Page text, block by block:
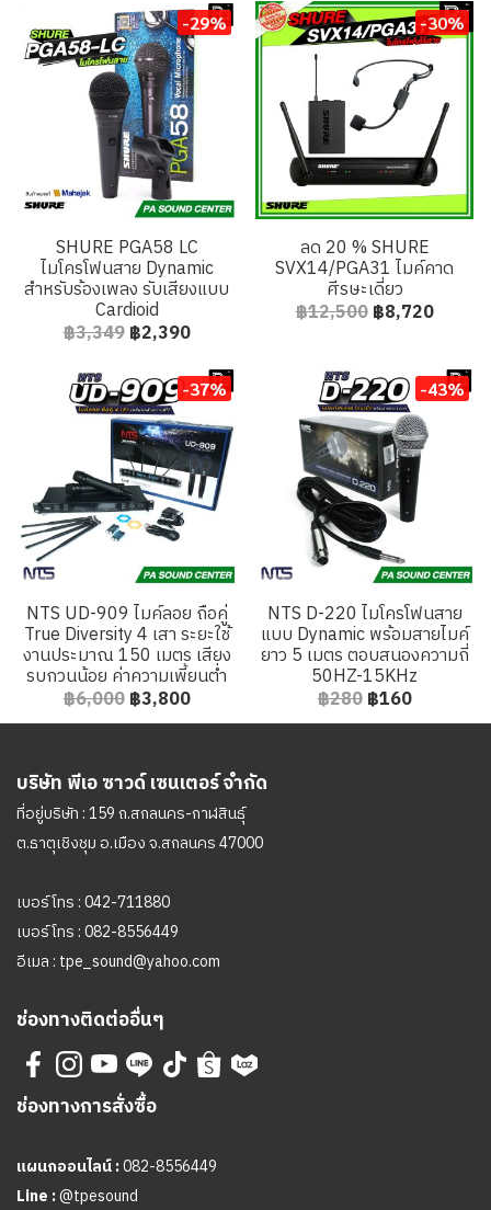
-29%
SHURE PGA58 LC
ไมโครโฟนสาย Dynamic
สำหรับร้องเพลง รับเสียงแบบ
Cardioid
฿3,349 ฿2,390
-30%
ลด 20 % SHURE
SVX14/PGA31 ไมค์คาด
ศีรษะเดี่ยว
฿12,500 ฿8,720
-37%
NTS UD-909 ไมค์ลอย ถือคู่
True Diversity 4 เสา ระยะใช้
งานประมาณ 150 เมตร เสียง
รบกวนน้อย ค่าความเพี้ยนต่ำ
฿6,000 ฿3,800
-43%
NTS D-220 ไมโครโฟนสาย
แบบ Dynamic พร้อมสายไมค์
ยาว 5 เมตร ตอบสนองความถี่
50HZ-15KHz
฿280 ฿160
บริษัท พีเอ ซาวด์ เซนเตอร์ จำกัด
ที่อยู่บริษัท : 159 ถ.สกลนคร-กาฬสินธุ์
ต.ธาตุเชิงชุม อ.เมือง จ.สกลนคร 47000
เบอร์โทร :042-711880
เบอร์โทร :082-8556449
อีเมล : tpe_sound@yahoo.com
ช่องทางติดต่ออื่นๆ
ช่องทางการสั่งซื้อ
แผนกออนไลน์ :082-8556449
Line :@tpesound